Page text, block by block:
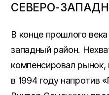
СЕВЕРО-
В конце прошлого
западный район.
компенсировал
в 1994 году напротив